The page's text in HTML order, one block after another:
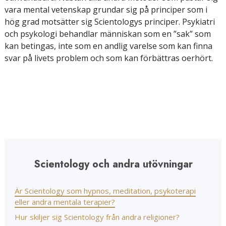
vara mental vetenskap grundar sig på principer som i
hög grad motsätter sig Scientologys principer. Psykiatri
och psykologi behandlar människan som en ”sak” som
kan betingas, inte som en andlig varelse som kan finna
svar på livets problem och som kan förbättras oerhört.
Scientology och andra utövningar
Är Scientology som hypnos, meditation, psykoterapi
eller andra mentala terapier?
Hur skiljer sig Scientology från andra religioner?